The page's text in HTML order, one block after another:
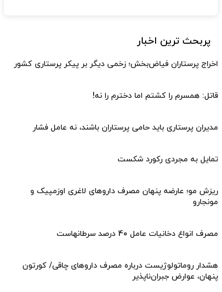
پربحث ترین اخبار
اخراج پرستاران فیاض‌بخش؛ زخمی دیگر بر پیکر پرستاری کشور
قاتل: همسرم را کشتم اما دخترم را نه!
مدیران پرستاری باید حامی پرستاران باشند، نه عامل فشار
تمایل به مجردی رکورد شکست
ریزش مو؛ عارضه پنهان مصرف داروهای لاغری اوزمپیک و
مونجارو
مصرف انواع دخانیات عامل 40 درصد سرطانهاست
هشدار روماتولوژیست درباره مصرف داروهای چاقی/ کورتون
پنهان، عوارض جبران‌ناپذیر